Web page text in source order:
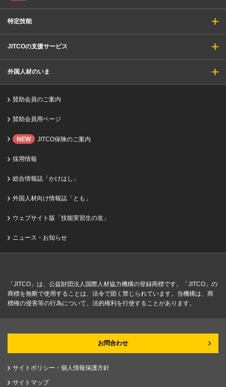
特定技能
JITCOの支援サービス
外国人材のいま
賛助会員のご案内
賛助会員用ページ
NEW JITCO保険のご案内
採用情報
総合情報誌「かけはし」
外国人材向け情報誌「とも」
ウェブサイト版「技能実習生の友」
ニュース・お知らせ
「JITCO」は、公益財団法人国際人材協力機構の登録商標です。「JITCO」の
商標を無断で使用することは、法令で固く禁じられています。当機構は、商
標権の侵害等の行為について、法的権利を行使することがあります。
お問合わせ
サイトポリシー・個人情報保護方針
サイトマップ